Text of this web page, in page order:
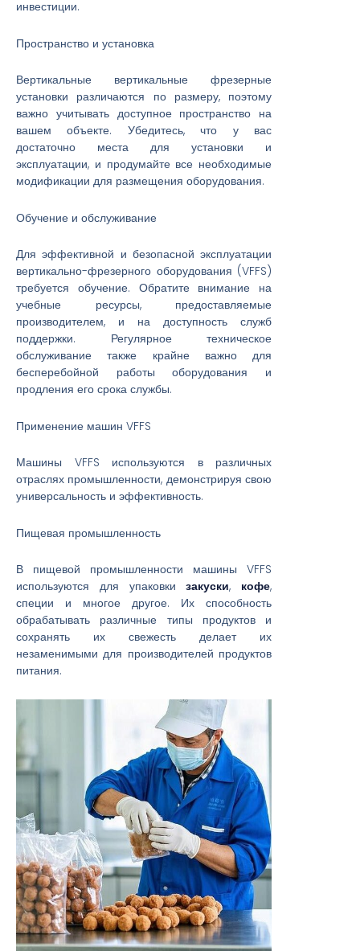
инвестиции.
Пространство и установка
Вертикальные вертикальные фрезерные
установки различаются по размеру, поэтому
важно учитывать доступное пространство на
вашем объекте. Убедитесь, что у вас
достаточно места для установки и
эксплуатации, и продумайте все необходимые
модификации для размещения оборудования.
Обучение и обслуживание
Для эффективной и безопасной эксплуатации
вертикально-фрезерного оборудования (VFFS)
требуется обучение. Обратите внимание на
учебные ресурсы, предоставляемые
производителем, и на доступность служб
поддержки. Регулярное техническое
обслуживание также крайне важно для
бесперебойной работы оборудования и
продления его срока службы.
Применение машин VFFS
Машины VFFS используются в различных
отраслях промышленности, демонстрируя свою
универсальность и эффективность.
Пищевая промышленность
В пищевой промышленности машины VFFS
используются для упаковкизакуски, кофе,
специи и многое другое. Их способность
обрабатывать различные типы продуктов и
сохранять их свежесть делает их
незаменимыми для производителей продуктов
питания.